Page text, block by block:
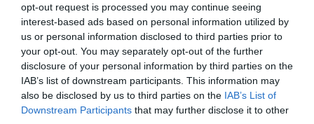
opt-out request is processed you may continue seeing
interest-based ads based on personal information utilized by
us or personal information disclosed to third parties prior to
your opt-out. You may separately opt-out of the further
disclosure of your personal information by third parties on the
IAB’s list of downstream participants. This information may
also be disclosed by us to third parties on the IAB’s List of
Downstream Participants that may further disclose it to other
Nytt fastighetsförvaltningsbolag registerat i
Norrtälje
25/3 NYA BOLAG
Trålen 24 AB registrerat
18/3 NYA BOLAG